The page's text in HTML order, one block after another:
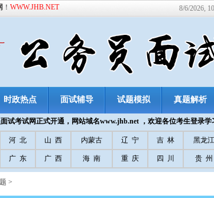
时政热点 面试辅导 试题模拟 真题解析
8/6/2026,
！ WWW.JHB.NET
河 北 山 西 内蒙古 辽 宁 吉 林 黑龙江
广 东 广 西 海 南 重 庆 四 川 贵 州
试考试网正式开通，网站域名www.jhb.net ，欢迎各位考生登录
>